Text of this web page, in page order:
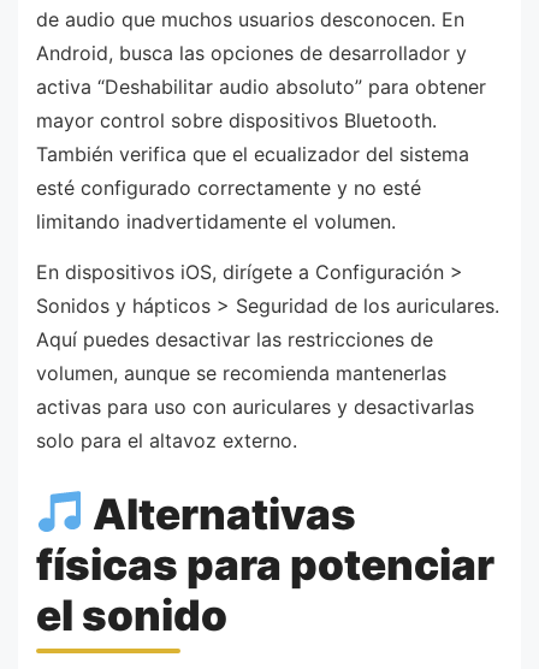
de audio que muchos usuarios desconocen. En
Android, busca las opciones de desarrollador y
activa “Deshabilitar audio absoluto” para obtener
mayor control sobre dispositivos Bluetooth.
También verifica que el ecualizador del sistema
esté configurado correctamente y no esté
limitando inadvertidamente el volumen.
En dispositivos iOS, dirígete a Configuración >
Sonidos y hápticos > Seguridad de los auriculares.
Aquí puedes desactivar las restricciones de
volumen, aunque se recomienda mantenerlas
activas para uso con auriculares y desactivarlas
solo para el altavoz externo.
Alternativas
físicas para potenciar
el sonido